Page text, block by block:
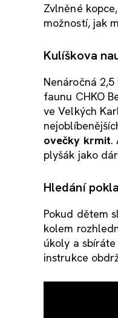
Zvlněné
možností, jak
Kulíškova
Nenáročná
faunu CHKO
ve Velkých
ovečky krmit.
plyšák jako
Hledání
Pokud dětem
kolem
úkoly a
instrukce